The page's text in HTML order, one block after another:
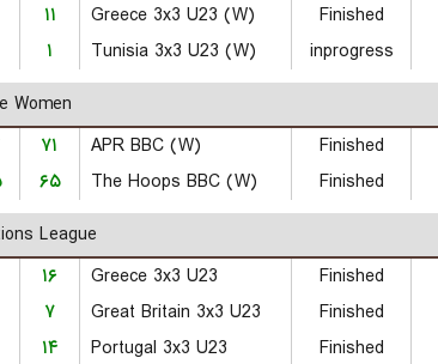
۱۱ Greece 3x3 U23 (W) Finished
۱ Tunisia 3x3 U23 (W) inprogress
Women
۷۱ APR BBC (W) Finished
۶۵ The Hoops BBC (W) Finished
League
۱۶ Greece 3x3 U23 Finished
۷ Great Britain 3x3 U23 Finished
۱۴ Portugal 3x3 U23 Finished